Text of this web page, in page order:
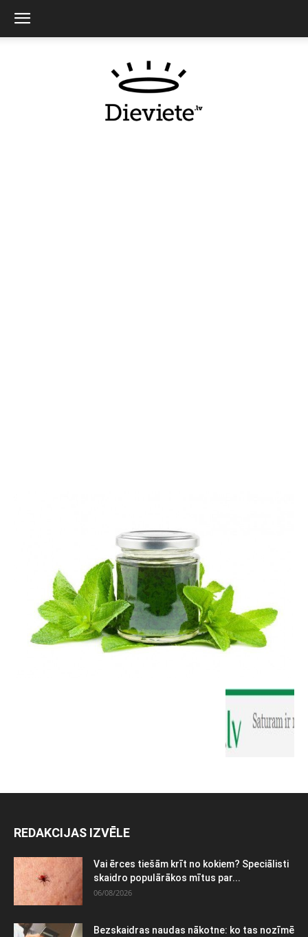
REDAKCIJAS IZVĒLE
Vai ērces tiešām krīt no kokiem? Speciālisti
skaidro populārākos mītus par...
06/08/2026
Bezskaidras naudas nākotne: ko tas nozīmē